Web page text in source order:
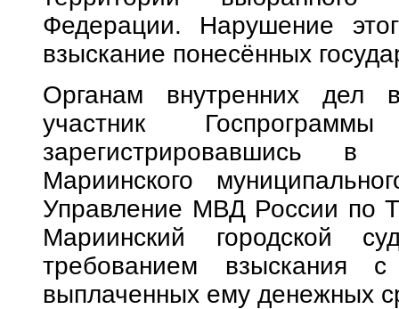
Федерации. Нарушение
взыскание понесённых
Органам внутренних дел
участник
зарегистрировавшись
Мариинского
Управление МВД России по
Мариинский городской
требованием взыскания с
выплаченных ему денежных